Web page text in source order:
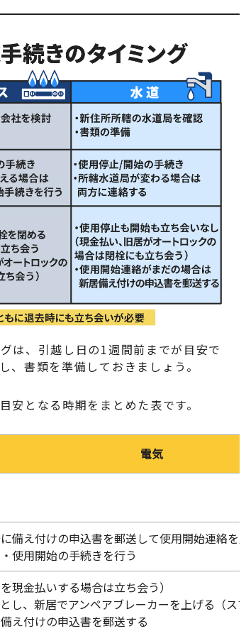
は、引越し日の1週間前までが目安で
書類を準備しておきましょう。
となる時期をまとめた表です。
電気
備え付けの申込書を郵送して使用開始連絡を
使用開始の手続きを行う
金払いする場合は立ち会う）
し、新居でアンペアブレーカーを上げる（ス
え付けの申込書を郵送する